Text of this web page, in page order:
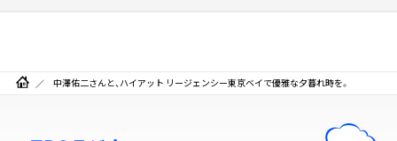
中澤佑二さんと、ハイアット リージェンシー東京ベイで優雅な夕暮れ時を。